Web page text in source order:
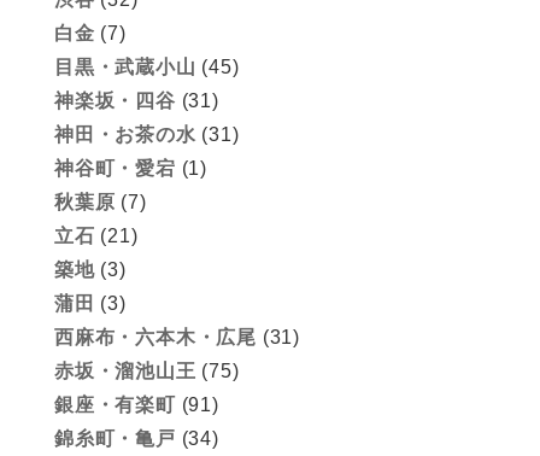
白金 (7)
目黒・武蔵小山 (45)
神楽坂・四谷 (31)
神田・お茶の水 (31)
神谷町・愛宕 (1)
秋葉原 (7)
立石 (21)
築地(3)
蒲田 (3)
西麻布・六本木・広尾 (31)
赤坂・溜池山王 (75)
銀座・有楽町 (91)
錦糸町・亀戸 (34)